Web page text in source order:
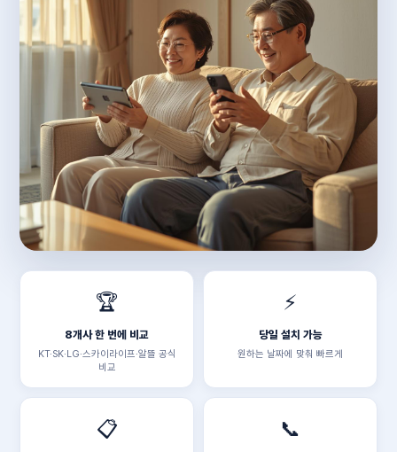
🏆
8개사 한 번에 비교
KT·SK·LG·스카이라이프·알뜰 공식
비교
⚡
당일 설치 가능
원하는 날짜에 맞춰 빠르게
📋 📞